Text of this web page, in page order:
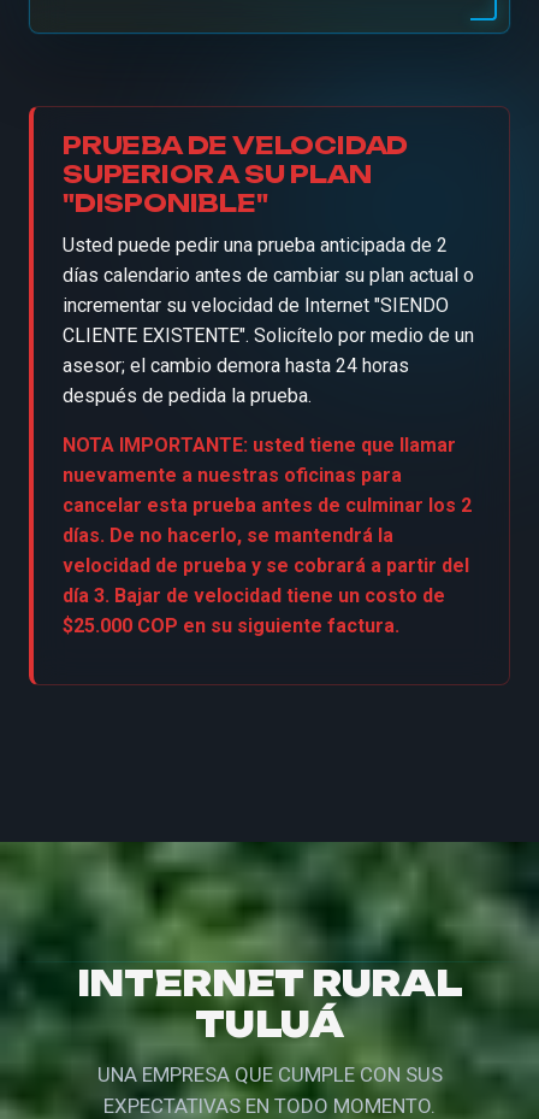
PRUEBA DE VELOCIDAD
SUPERIOR A SU PLAN
"DISPONIBLE"
Usted puede pedir una prueba anticipada de 2
días calendario antes de cambiar su plan actual o
incrementar su velocidad de Internet "SIENDO
CLIENTE EXISTENTE". Solicítelo por medio de un
asesor; el cambio demora hasta 24 horas
después de pedida la prueba.
NOTA IMPORTANTE: usted tiene que llamar
nuevamente a nuestras oficinas para
cancelar esta prueba antes de culminar los 2
días. De no hacerlo, se mantendrá la
velocidad de prueba y se cobrará a partir del
día 3. Bajar de velocidad tiene un costo de
$25.000 COP en su siguiente factura.
INTERNET RURAL
TULUÁ
UNA EMPRESA QUE CUMPLE CON SUS
EXPECTATIVAS EN TODO MOMENTO.